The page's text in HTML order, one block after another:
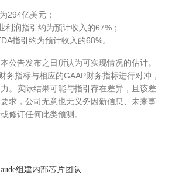
294亿美元；
利润指引约为预计收入的67%；
指引约为预计收入的68%。
公告发布之日所认为可实现情况的估计。
务指标与相应的GAAP财务指标进行对冲，
。实际结果可能与指引存在差异，且该差
求，公司无意也无义务因新信息、未来事
修订任何此类预测。
组建内部芯片团队